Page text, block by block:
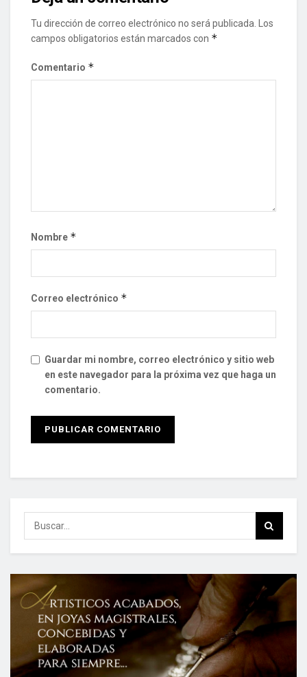
Tu dirección de correo electrónico no será publicada.
Los
campos obligatorios están marcados con *
Comentario *
Nombre *
Correo electrónico *
Guardar mi nombre, correo electrónico y sitio web
en este navegador para la próxima vez que haga un
comentario.